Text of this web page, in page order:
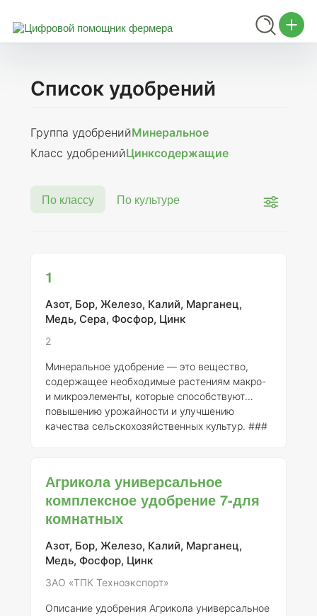
Список удобрений
Группа удобренийМинеральное
Класс удобренийЦинксодержащие
По классу По культуре
1
Азот, Бор, Железо, Калий, Марганец,
Медь, Сера, Фосфор, Цинк
2
Минеральное удобрение — это вещество,
содержащее необходимые растениям макро-
и микроэлементы, которые способствуют
повышению урожайности и улучшению
качества сельскохозяйственных культур. ###
необходимо уточнить в государственных
реестрах) 3.Описание: «Кемира Универсал»
является комплексным минеральным
соотношения макроэлементов, необходимых
для большинства сельскохо
Агрикола универсальное
комплексное удобрение 7-для
комнатных
Азот, Бор, Железо, Калий, Марганец,
Медь, Фосфор, Цинк
ЗАО «ТПК Техноэкспорт»
Описание удобрения Агрикола универсальное